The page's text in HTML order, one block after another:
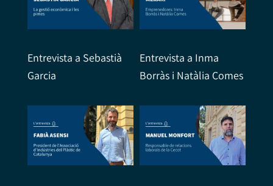
Entrevista a Sebastià
Garcia
Entrevista a Inma
Borràs i Natàlia Comes